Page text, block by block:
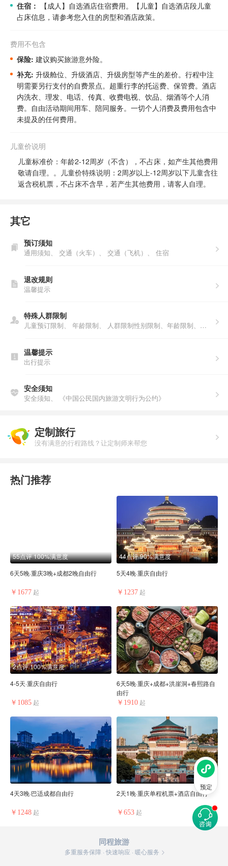
住宿：
【成人】自选酒店住宿费用。
【儿童】自选酒店段儿童
占床信息，请参考您入住的房型和酒店政策。
费用不包含
保险: 建议购买旅游意外险。
补充: 升级舱位、升级酒店、升级房型等产生的差价。 行程中注
明需要另行支付的自费景点。 超重行李的托运费、保管费。酒店
内洗衣、理发、电话、传真、收费电视、饮品、烟酒等个人消
费。自由活动期间用车、陪同服务。一切个人消费及费用包含中
未提及的任何费用。
儿童价说明
儿童标准价：年龄2-12周岁（不含），不占床，如产生其他费用
敬请自理。。儿童价特殊说明：2周岁以上-12周岁以下儿童含往
返含税机票，不占床不含早，若产生其他费用，请客人自理。
其它
预订须知
通用须知、 交通（火车）、 交通（飞机）、 住宿
退改规则
温馨提示
特殊人群限制
儿童预订限制、 年龄限制、 人群限制性别限制、年龄限制、人数说明、户籍限制
温馨提示
出行提示
安全须知
安全须知、 《中国公民国内旅游文明行为公约》
定制旅行
没有满意的行程路线？让定制师来帮您
热门推荐
55点评100%满意度
6天5晚·重庆3晚+成都2晚自由行
￥1677 起
44点评90%满意度
5天4晚·重庆自由行
￥1237 起
2点评100%满意度
4-5天·重庆自由行
￥1085 起
6天5晚·重庆+成都+洪崖洞+春熙路自
由行
￥1910 起
4天3晚·巴适成都自由行
￥1248 起
2天1晚·重庆单程机票+酒店自由行
￥653 起
同程旅游
多重服务保障 · 快速响应 · 暖心服务
预定